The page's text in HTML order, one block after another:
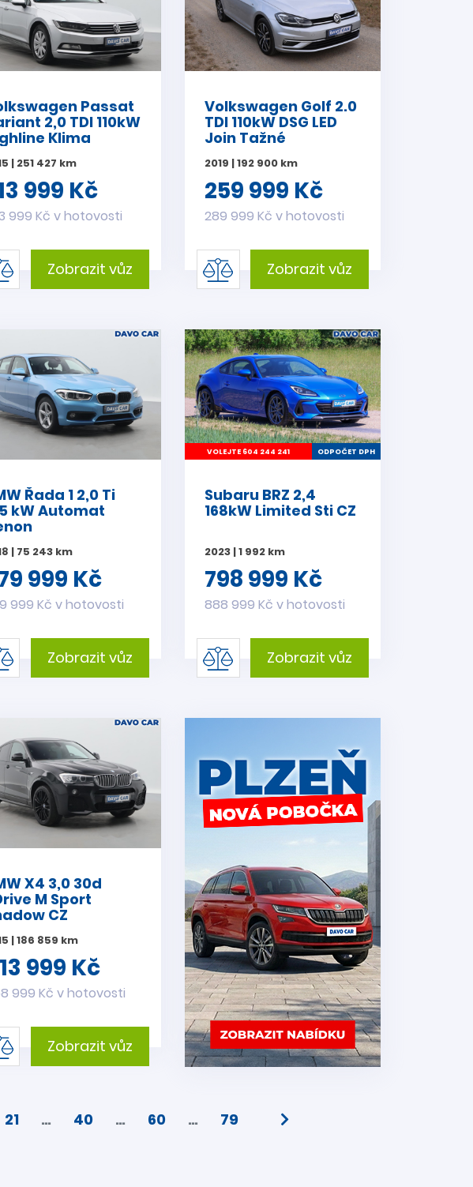
Passat
2,0 TDI 110kW
Klima
| 251 427 km
999 Kč
999 Kč v hotovosti
Zobrazit vůz
Volkswagen Golf 2.0
TDI 110kW DSG LED
Join Tažné
2019 | 192 900 km
259 999 Kč
289 999 Kč v hotovosti
Zobrazit vůz
Řada 1 2,0 Ti
kW Automat
| 75 243 km
999 Kč
999 Kč v hotovosti
Zobrazit vůz
VOLEJTE 604 244 241 ODPOČET DPH
Subaru BRZ 2,4
168kW Limited Sti CZ
2023 | 1 992 km
798 999 Kč
888 999 Kč v hotovosti
Zobrazit vůz
X4 3,0 30d
M Sport
CZ
| 186 859 km
999 Kč
999 Kč v hotovosti
Zobrazit vůz
21 … 40 … 60 … 79